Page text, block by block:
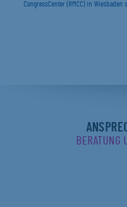
CongressCenter (RMCC) in Wiesbaden
BERATUNG